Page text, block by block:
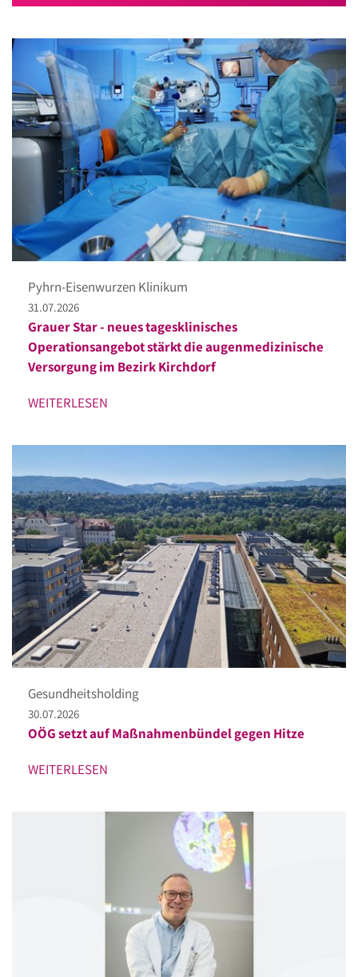
Pyhrn-Eisenwurzen Klinikum
31.07.2026
Grauer Star - neues tagesklinisches
Operationsangebot stärkt die augenmedizinische
Versorgung im Bezirk Kirchdorf
WEITERLESEN
Gesundheitsholding
30.07.2026
OÖG setzt auf Maßnahmenbündel gegen Hitze
WEITERLESEN